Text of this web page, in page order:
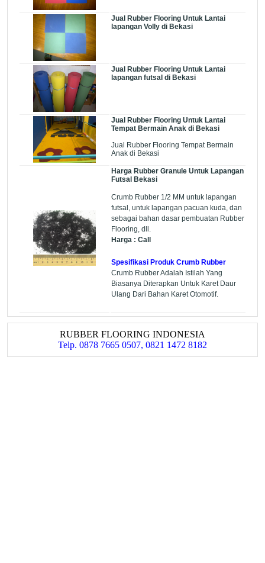
Jual Rubber Flooring Untuk Lantai
lapangan Volly di Bekasi
Jual Rubber Flooring Untuk Lantai
lapangan futsal di Bekasi
Jual Rubber Flooring Untuk Lantai
Tempat Bermain Anak di Bekasi
Jual Rubber Flooring Tempat Bermain
Anak di Bekasi
Harga Rubber Granule Untuk Lapangan
Futsal Bekasi
Crumb Rubber 1/2 MM untuk lapangan
futsal, untuk lapangan pacuan kuda, dan
sebagai bahan dasar pembuatan Rubber
Flooring, dll.
Harga : Call
Spesifikasi Produk Crumb Rubber
Crumb Rubber Adalah Istilah Yang
Biasanya Diterapkan Untuk Karet Daur
Ulang Dari Bahan Karet Otomotif.
RUBBER FLOORING INDONESIA
Telp. 0878 7665 0507, 0821 1472 8182